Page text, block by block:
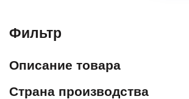
Фильтр
Описание товара
Страна производства